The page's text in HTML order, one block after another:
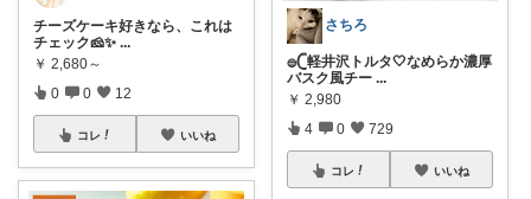
チーズケーキ好きなら、これは
チェック🧀✨ ...
￥ 2,680～
0 0 12
コレ いいね
さちろ
𓐍𓊆軽井沢トルタ🤍なめらか濃厚
バスク風チー ...
￥ 2,980
4 0 729
コレ いいね